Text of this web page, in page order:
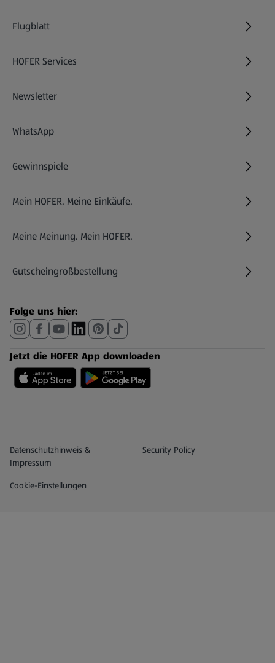
Flugblatt
HOFER Services
Newsletter
WhatsApp
Gewinnspiele
Mein HOFER. Meine Einkäufe.
Meine Meinung. Mein HOFER.
Gutscheingroßbestellung
(öffnet in einem neuen Tab)
Folge uns hier:
Jetzt die HOFER App downloaden
Datenschutz- und Richtlinienmenü
Datenschutzhinweis &
Impressum
Security Policy
(öffnet in einem neuen Tab)
Cookie-Einstellungen